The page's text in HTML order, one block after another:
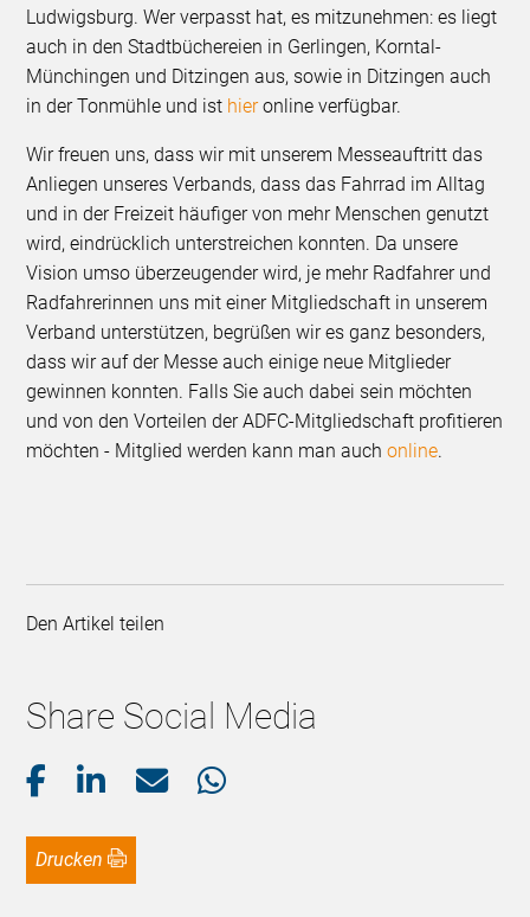
Ludwigsburg. Wer verpasst hat, es mitzunehmen: es liegt
auch in den Stadtbüchereien in Gerlingen, Korntal-
Münchingen und Ditzingen aus, sowie in Ditzingen auch
in der Tonmühle und ist hieronline verfügbar.
Wir freuen uns, dass wir mit unserem Messeauftritt das
Anliegen unseres Verbands, dass das Fahrrad im Alltag
und in der Freizeit häufiger von mehr Menschen genutzt
wird, eindrücklich unterstreichen konnten. Da unsere
Vision umso überzeugender wird, je mehr Radfahrer und
Radfahrerinnen uns mit einer Mitgliedschaft in unserem
Verband unterstützen, begrüßen wir es ganz besonders,
dass wir auf der Messe auch einige neue Mitglieder
gewinnen konnten. Falls Sie auch dabei sein möchten
und von den Vorteilen der ADFC-Mitgliedschaft profitieren
möchten - Mitglied werden kann man auchonline.
Den Artikel teilen
Share Social Media
Drucken